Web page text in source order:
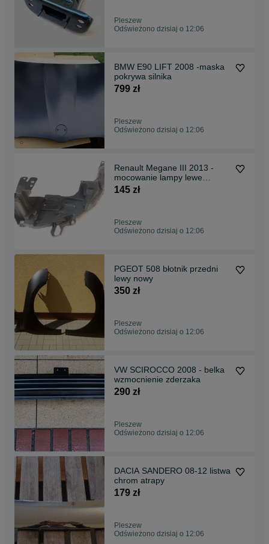
Pleszew
Odświeżono dzisiaj o 12:06
BMW E90 LIFT 2008 -maska
pokrywa silnika
799 zł
Pleszew
Odświeżono dzisiaj o 12:06
Renault Megane III 2013 -
mocowanie lampy lewe
kieszeń
145 zł
Pleszew
Odświeżono dzisiaj o 12:06
PGEOT 508 błotnik przedni
lewy nowy
350 zł
Pleszew
Odświeżono dzisiaj o 12:06
VW SCIROCCO 2008 - belka
wzmocnienie zderzaka
290 zł
Pleszew
Odświeżono dzisiaj o 12:06
DACIA SANDERO 08-12 listwa
chrom atrapy
179 zł
Pleszew
Odświeżono dzisiaj o 12:06